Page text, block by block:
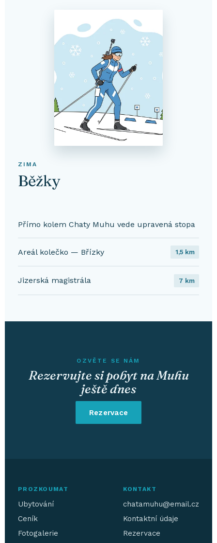
ZIMA
Běžky
Přímo kolem Chaty Muhu vede upravená stopa
Areál kolečko — Břízky 1,5 km
Jizerská magistrála 7 km
OZVĚTE SE NÁM
Rezervujte si pobyt na Muhu
ještě dnes
Rezervace
PROZKOUMAT
Ubytování
Ceník
Fotogalerie
KONTAKT
chatamuhu@email.cz
Kontaktní údaje
Rezervace